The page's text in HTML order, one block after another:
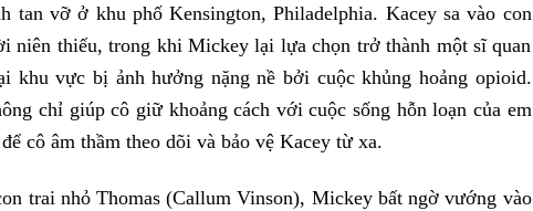
tan vỡ ở khu phố Kensington, Philadelphia. Kacey sa vào con
niên thiếu, trong khi Mickey lại lựa chọn trở thành một sĩ quan
khu vực bị ảnh hưởng nặng nề bởi cuộc khủng hoảng opioid.
chỉ giúp cô giữ khoảng cách với cuộc sống hỗn loạn của em
cô âm thầm theo dõi và bảo vệ Kacey từ xa.
trai nhỏ Thomas (Callum Vinson), Mickey bất ngờ vướng vào